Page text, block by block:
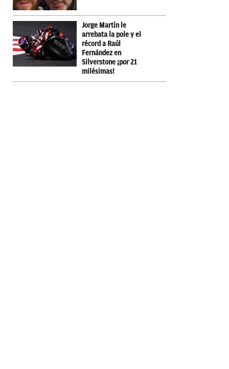
Jorge Martín le
arrebata la pole y el
récord a Raúl
Fernández en
Silverstone ¡por 21
milésimas!